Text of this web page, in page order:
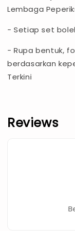
Lembaga
- Setiap set
- Rupa bentuk,
berdasarkan
Terkini
Reviews